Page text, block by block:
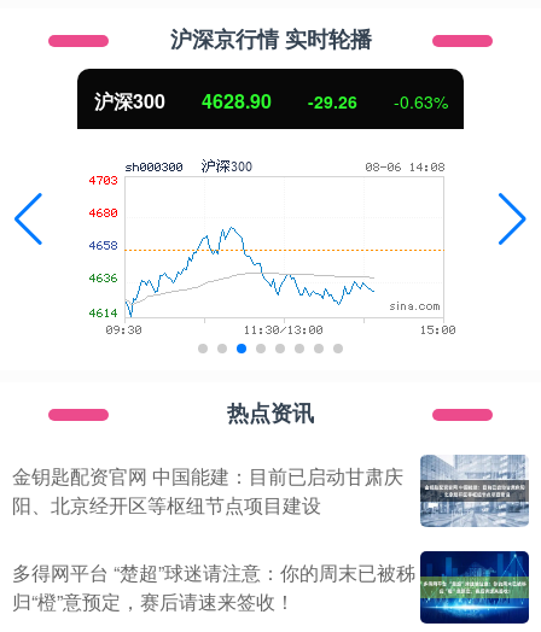
沪深京行情 实时轮播
沪深300 4628.90 -29.26 -0.63%
热点资讯
金钥匙配资官网 中国能建：目前已启动甘肃庆
阳、北京经开区等枢纽节点项目建设
多得网平台 “楚超”球迷请注意：你的周末已被秭
归“橙”意预定，赛后请速来签收！